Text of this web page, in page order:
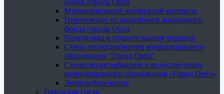
домов города Орла
Муниципальный жилищный контроль
Переселение из аварийного жилищного
фонда города Орла
Подготовка к отопительному периоду
Схема теплоснабжения муниципального
образования "Город Орёл"
Схемы водоснабжения и водоотведения
муниципального образования «Город Орёл»
Энергосбережение
Городская среда